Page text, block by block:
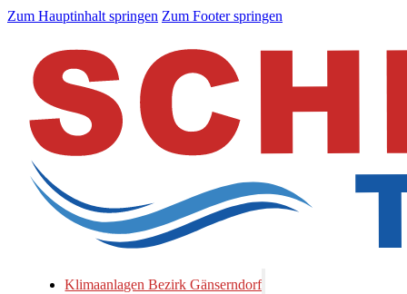
Zum Hauptinhalt springen Zum Footer springen
Klimaanlagen Bezirk Gänserndorf